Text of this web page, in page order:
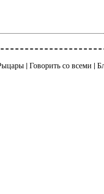
|Говорить со всеми |